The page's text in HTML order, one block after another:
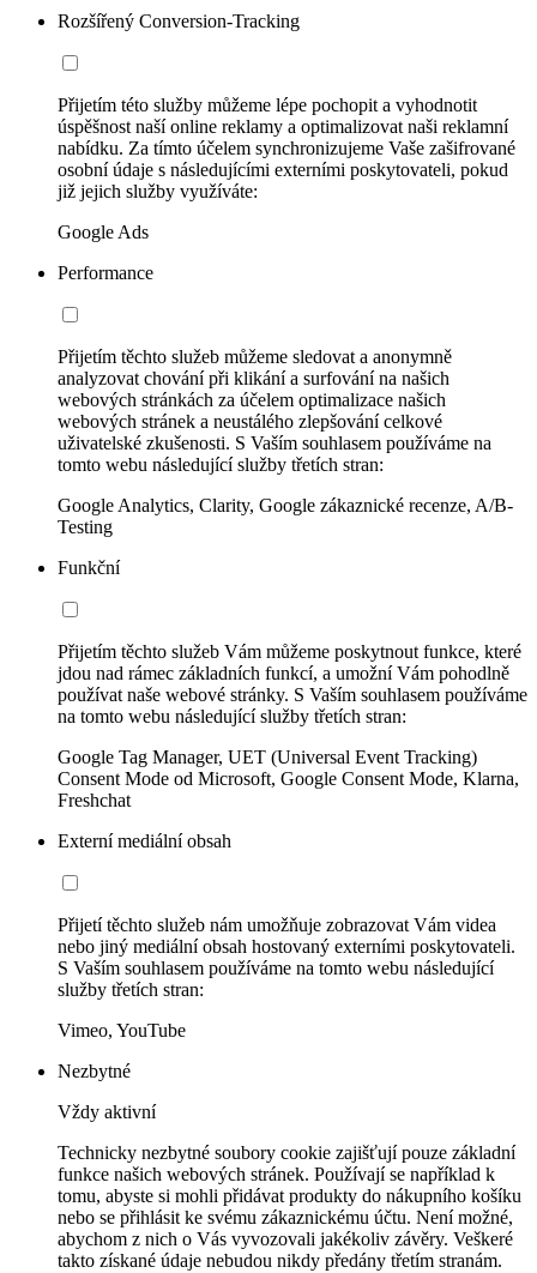
Rozšířený Conversion-Tracking
Přijetím této služby můžeme lépe pochopit a vyhodnotit
úspěšnost naší online reklamy a optimalizovat naši reklamní
nabídku. Za tímto účelem synchronizujeme Vaše zašifrované
osobní údaje s následujícími externími poskytovateli, pokud
již jejich služby využíváte:
Google Ads
Performance
Přijetím těchto služeb můžeme sledovat a anonymně
analyzovat chování při klikání a surfování na našich
webových stránkách za účelem optimalizace našich
webových stránek a neustálého zlepšování celkové
uživatelské zkušenosti. S Vaším souhlasem používáme na
tomto webu následující služby třetích stran:
Google Analytics, Clarity, Google zákaznické recenze, A/B-
Testing
Funkční
Přijetím těchto služeb Vám můžeme poskytnout funkce, které
jdou nad rámec základních funkcí, a umožní Vám pohodlně
používat naše webové stránky. S Vaším souhlasem používáme
na tomto webu následující služby třetích stran:
Google Tag Manager, UET (Universal Event Tracking)
Consent Mode od Microsoft, Google Consent Mode, Klarna,
Freshchat
Externí mediální obsah
Přijetí těchto služeb nám umožňuje zobrazovat Vám videa
nebo jiný mediální obsah hostovaný externími poskytovateli.
S Vaším souhlasem používáme na tomto webu následující
služby třetích stran:
Vimeo, YouTube
Nezbytné
Vždy aktivní
Technicky nezbytné soubory cookie zajišťují pouze základní
funkce našich webových stránek. Používají se například k
tomu, abyste si mohli přidávat produkty do nákupního košíku
nebo se přihlásit ke svému zákaznickému účtu. Není možné,
abychom z nich o Vás vyvozovali jakékoliv závěry. Veškeré
takto získané údaje nebudou nikdy předány třetím stranám.